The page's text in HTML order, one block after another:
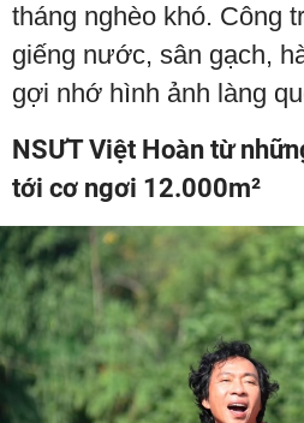
tháng nghèo khó. Công
giếng nước, sân gạch,
gợi nhớ hình ảnh làng
NSƯT Việt Hoàn từ
tới cơ ngơi 12.000m²